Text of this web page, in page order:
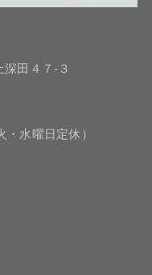
田４７-３
水曜日定休）